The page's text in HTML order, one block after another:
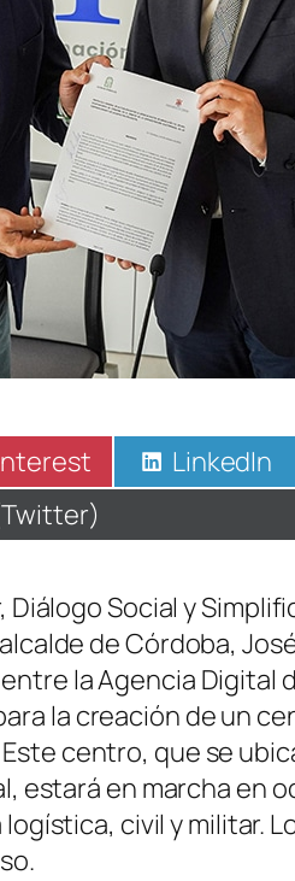
Compartir
en
LinkedIn
Social y
de Córdoba,
la Agencia Digital
la creación de un
centro, que se
estará en marcha en
civil y militar.